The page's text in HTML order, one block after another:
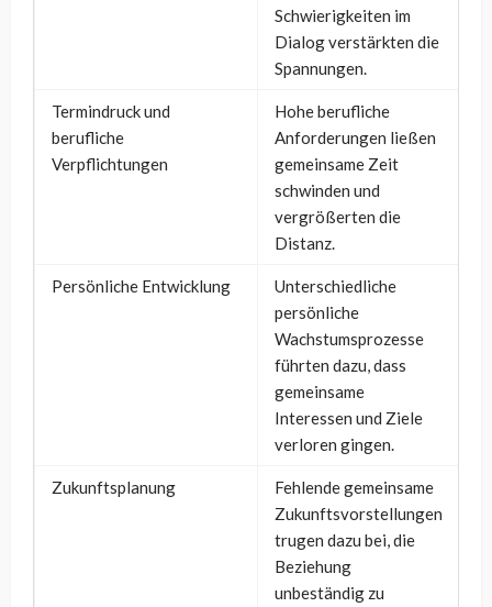
Schwierigkeiten im
Dialog verstärkten die
Spannungen.
Termindruck und
berufliche
Verpflichtungen
Hohe berufliche
Anforderungen ließen
gemeinsame Zeit
schwinden und
vergrößerten die
Distanz.
Persönliche Entwicklung
Unterschiedliche
persönliche
Wachstumsprozesse
führten dazu, dass
gemeinsame
Interessen und Ziele
verloren gingen.
Zukunftsplanung
Fehlende gemeinsame
Zukunftsvorstellungen
trugen dazu bei, die
Beziehung
unbeständig zu